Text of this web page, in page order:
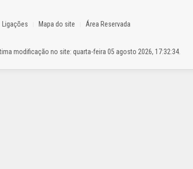
Ligações Mapa do site Área Reservada
modificação no site: quarta-feira 05 agosto 2026, 17:32:34.